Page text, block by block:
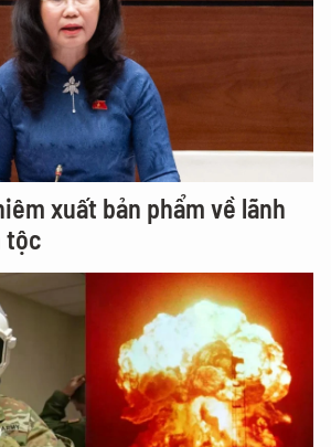
xuất bản phẩm về lãnh
tộc